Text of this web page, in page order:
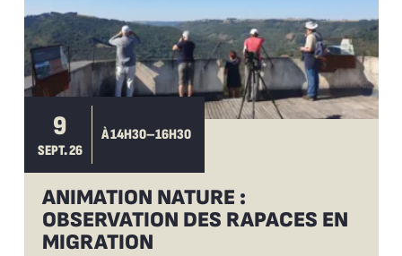
9
SEPT. 26
À 14H30–16H30
ANIMATION NATURE :
OBSERVATION DES RAPACES EN
MIGRATION